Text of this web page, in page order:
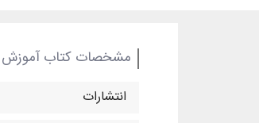
مشخصات کتاب آموزش
انتشارات